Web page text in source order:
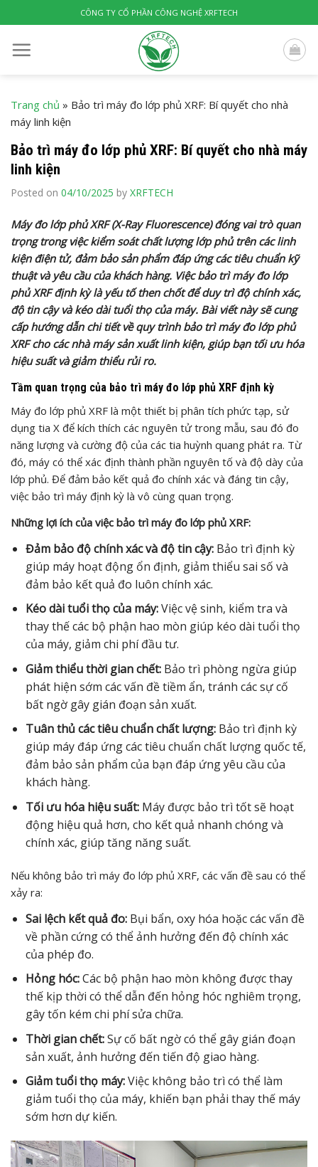
to
content
CÔNG TY CỔ PHẦN CÔNG NGHỆ XRFTECH
Trang chủ » Bảo trì máy đo lớp phủ XRF: Bí quyết cho nhà
máy linh kiện
Bảo trì máy đo lớp phủ XRF: Bí quyết cho nhà máy
linh kiện
Posted on 04/10/2025 by XRFTECH
Máy đo lớp phủ XRF (X-Ray Fluorescence) đóng vai trò quan
trọng trong việc kiểm soát chất lượng lớp phủ trên các linh
kiện điện tử, đảm bảo sản phẩm đáp ứng các tiêu chuẩn kỹ
thuật và yêu cầu của khách hàng. Việc bảo trì máy đo lớp
phủ XRF định kỳ là yếu tố then chốt để duy trì độ chính xác,
độ tin cậy và kéo dài tuổi thọ của máy. Bài viết này sẽ cung
cấp hướng dẫn chi tiết về quy trình bảo trì máy đo lớp phủ
XRF cho các nhà máy sản xuất linh kiện, giúp bạn tối ưu hóa
hiệu suất và giảm thiểu rủi ro.
Tầm quan trọng của bảo trì máy đo lớp phủ XRF định kỳ
Máy đo lớp phủ XRF là một thiết bị phân tích phức tạp, sử
dụng tia X để kích thích các nguyên tử trong mẫu, sau đó đo
năng lượng và cường độ của các tia huỳnh quang phát ra. Từ
đó, máy có thể xác định thành phần nguyên tố và độ dày của
lớp phủ. Để đảm bảo kết quả đo chính xác và đáng tin cậy,
việc bảo trì máy định kỳ là vô cùng quan trọng.
Những lợi ích của việc bảo trì máy đo lớp phủ XRF:
Đảm bảo độ chính xác và độ tin cậy:Bảo trì định kỳ
giúp máy hoạt động ổn định, giảm thiểu sai số và
đảm bảo kết quả đo luôn chính xác.
Kéo dài tuổi thọ của máy:Việc vệ sinh, kiểm tra và
thay thế các bộ phận hao mòn giúp kéo dài tuổi thọ
của máy, giảm chi phí đầu tư.
Giảm thiểu thời gian chết:Bảo trì phòng ngừa giúp
phát hiện sớm các vấn đề tiềm ẩn, tránh các sự cố
bất ngờ gây gián đoạn sản xuất.
Tuân thủ các tiêu chuẩn chất lượng:Bảo trì định kỳ
giúp máy đáp ứng các tiêu chuẩn chất lượng quốc tế,
đảm bảo sản phẩm của bạn đáp ứng yêu cầu của
khách hàng.
Tối ưu hóa hiệu suất:Máy được bảo trì tốt sẽ hoạt
động hiệu quả hơn, cho kết quả nhanh chóng và
chính xác, giúp tăng năng suất.
Nếu không bảo trì máy đo lớp phủ XRF, các vấn đề sau có thể
xảy ra:
Sai lệch kết quả đo:Bụi bẩn, oxy hóa hoặc các vấn đề
về phần cứng có thể ảnh hưởng đến độ chính xác
của phép đo.
Hỏng hóc:Các bộ phận hao mòn không được thay
thế kịp thời có thể dẫn đến hỏng hóc nghiêm trọng,
gây tốn kém chi phí sửa chữa.
Thời gian chết:Sự cố bất ngờ có thể gây gián đoạn
sản xuất, ảnh hưởng đến tiến độ giao hàng.
Giảm tuổi thọ máy:Việc không bảo trì có thể làm
giảm tuổi thọ của máy, khiến bạn phải thay thế máy
sớm hơn dự kiến.